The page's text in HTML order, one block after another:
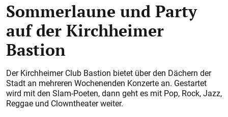
Sommerlaune und Party
auf der Kirchheimer
Bastion
Der Kirchheimer Club Bastion bietet über den Dächern der
Stadt an mehreren Wochenenden Konzerte an. Gestartet
wird mit den Slam-Poeten, dann geht es mit Pop, Rock, Jazz,
Reggae und Clowntheater weiter.